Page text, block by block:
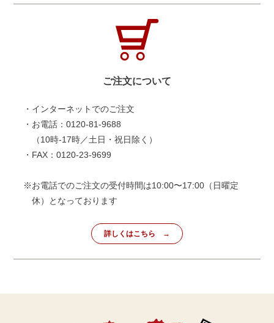
ご注文について
・インターネットでのご注文
・お電話：0120-81-9688
（10時-17時／土日・祝日除く）
・FAX：0120-23-9699
※お電話でのご注文の受付時間は10:00〜17:00（日曜定
休）となっております
詳しくはこちら